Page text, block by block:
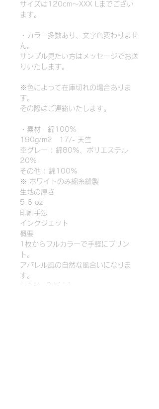
サイズは120cm〜XXX Lまでござい
ます。
・カラー多数あり、文字色変わりませ
ん。
サンプル見たい方はメッセージでお送
りいたします。
※色によって在庫切れの場合ありま
す。
その際はご連絡いたします。
・素材 綿100％
190g/m2 17/- 天竺
杢グレー : 綿80%、ポリエステル
20%
その他 : 綿100%
※ ホワイトのみ綿糸縫製
生地の厚さ
5.6 oz
印刷手法
インクジェット
概要
1枚からフルカラーで手軽にプリン
ト。
アパレル風の自然な風合いになりま
す。